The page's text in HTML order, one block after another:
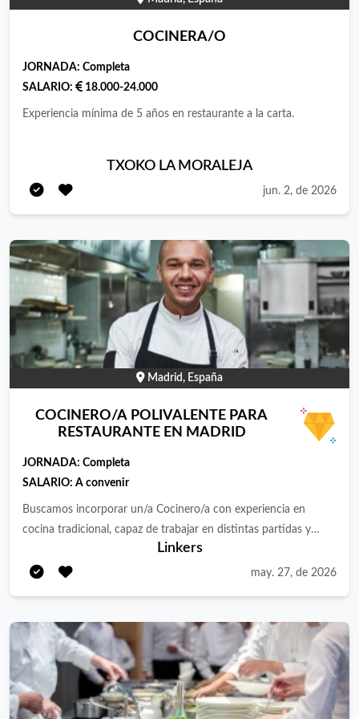
COCINERA/O
JORNADA: Completa
SALARIO:
18.000-24.000
Experiencia mínima de 5 años en restaurante a la carta.
TXOKO LA MORALEJA
jun. 2, de 2026
Madrid, España
COCINERO/A POLIVALENTE PARA
RESTAURANTE EN MADRID
JORNADA: Completa
SALARIO: A convenir
Buscamos incorporar un/a Cocinero/a con experiencia en
cocina tradicional, capaz de trabajar en distintas partidas y
adaptarse a una operativa dinámica, donde el producto y la
ejecución son clave. Funciones principales Elaboración y
pase, etc.), según necesidades del servicio. Preparación de mise
en place y apoyo en producción diaria. Ejecución de platos
durante el servicio, asegurando tiempos, presentación y calidad.
Mantenimiento del orden y limpieza en la zona de trabajo.
Cumplimiento de normativas de higiene y seguridad alimentaria.
Linkers
may. 27, de 2026